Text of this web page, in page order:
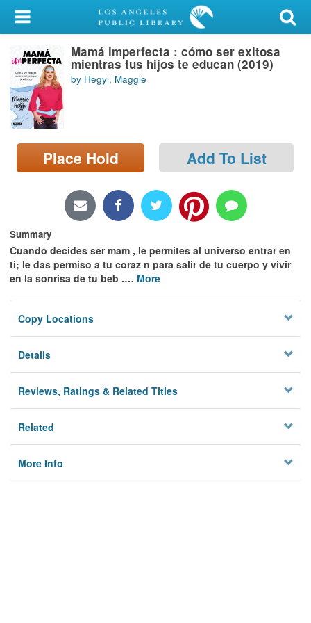
My Account
Library Card
Sign In
Search
Locations/Hours (external
page)
Mamá imperfecta : cómo ser exitosa
mientras tus hijos te educan (2019)
by Hegyi, Maggie
Place Hold Add To List
Summary
Cuando decides ser mam , le permites al universo entrar en
ti; le das permiso a tu coraz n para salir de tu cuerpo y vivir
en la sonrisa de tu beb .… More
Copy Locations
Details
Reviews, Ratings & Related Titles
Related
More Info